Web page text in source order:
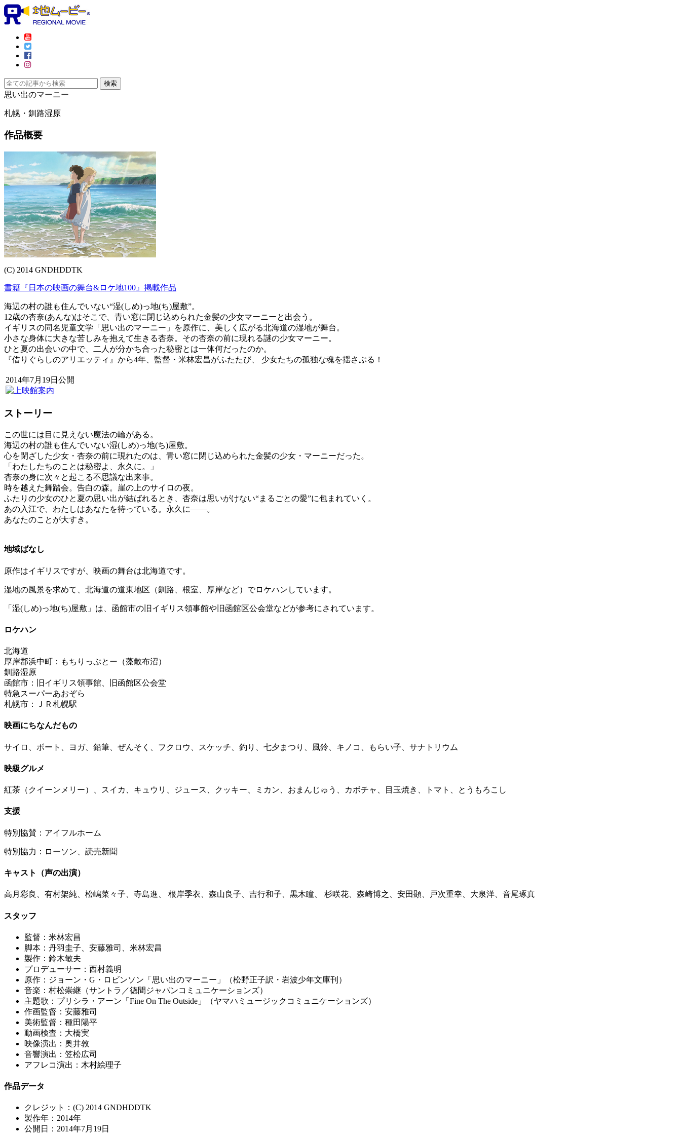
思い出のマーニー
札幌・釧路湿原
作品概要
(C) 2014 GNDHDDTK
書籍『日本の映画の舞台&ロケ地100』掲載作品
海辺の村の誰も住んでいない“湿(しめ)っ地(ち)屋敷”。
12歳の杏奈(あんな)はそこで、青い窓に閉じ込められた金髪の少女マーニーと出会う。
イギリスの同名児童文学「思い出のマーニー」を原作に、美しく広がる北海道の湿地が舞台。
小さな身体に大きな苦しみを抱えて生きる杏奈。その杏奈の前に現れる謎の少女マーニー。
ひと夏の出会いの中で、二人が分かち合った秘密とは一体何だったのか。
『借りぐらしのアリエッティ』から4年、監督・米林宏昌がふたたび、 少女たちの孤独な魂を揺さぶる！
2014年7月19日公開
ストーリー
この世には目に見えない魔法の輪がある。
海辺の村の誰も住んでいない湿(しめ)っ地(ち)屋敷。
心を閉ざした少女・杏奈の前に現れたのは、青い窓に閉じ込められた金髪の少女・マーニーだった。
「わたしたちのことは秘密よ、永久に。」
杏奈の身に次々と起こる不思議な出来事。
時を越えた舞踏会。告白の森。崖の上のサイロの夜。
ふたりの少女のひと夏の思い出が結ばれるとき、杏奈は思いがけない“まるごとの愛”に包まれていく。
あの入江で、わたしはあなたを待っている。永久に――。
あなたのことが大すき。
地域ばなし
原作はイギリスですが、映画の舞台は北海道です。
湿地の風景を求めて、北海道の道東地区（釧路、根室、厚岸など）でロケハンしています。
「湿(しめ)っ地(ち)屋敷」は、函館市の旧イギリス領事館や旧函館区公会堂などが参考にされています。
ロケハン
北海道
厚岸郡浜中町：もちりっぷとー（藻散布沼）
釧路湿原
函館市：旧イギリス領事館、旧函館区公会堂
特急スーパーあおぞら
札幌市：ＪＲ札幌駅
映画にちなんだもの
サイロ、ボート、ヨガ、鉛筆、ぜんそく、フクロウ、スケッチ、釣り、七夕まつり、風鈴、キノコ、もらい子、サナトリウム
映級グルメ
紅茶（クイーンメリー）、スイカ、キュウリ、ジュース、クッキー、ミカン、おまんじゅう、カボチャ、目玉焼き、トマト、とうもろこし
支援
特別協賛：アイフルホーム
特別協力：ローソン、読売新聞
キャスト（声の出演）
高月彩良、有村架純、松嶋菜々子、寺島進、 根岸季衣、森山良子、吉行和子、黒木瞳、 杉咲花、森崎博之、安田顕、戸次重幸、大泉洋、音尾琢真
スタッフ
監督：米林宏昌
脚本：丹羽圭子、安藤雅司、米林宏昌
製作：鈴木敏夫
プロデューサー：西村義明
原作：ジョーン・G・ロビンソン「思い出のマーニー」（松野正子訳・岩波少年文庫刊）
音楽：村松崇継（サントラ／徳間ジャパンコミュニケーションズ）
主題歌：プリシラ・アーン「Fine On The Outside」（ヤマハミュージックコミュニケーションズ）
作画監督：安藤雅司
美術監督：種田陽平
動画検査：大橋実
映像演出：奥井敦
音響演出：笠松広司
アフレコ演出：木村絵理子
作品データ
クレジット：(C) 2014 GNDHDDTK
製作年：2014年
公開日：2014年7月19日